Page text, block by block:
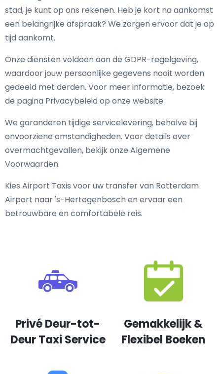
stad, je kunt op ons rekenen. Heb je kort na aankomst
een belangrijke afspraak? We zorgen ervoor dat je op
tijd aankomt.
Onze diensten voldoen aan de GDPR-regelgeving,
waardoor jouw persoonlijke gegevens nooit worden
gedeeld met derden. Voor meer informatie, bezoek
de pagina Privacybeleid op onze website.
We garanderen tijdige servicelevering, behalve bij
onvoorziene omstandigheden. Voor details over
overmachtgevallen, bekijk onze Algemene
Voorwaarden.
Kies Airport Taxis voor uw transfer van Rotterdam
Airport naar 's-Hertogenbosch en ervaar een
betrouwbare en comfortabele reis.
Privé Deur-tot-
Deur Taxi Service
Gemakkelijk &
Flexibel Boeken